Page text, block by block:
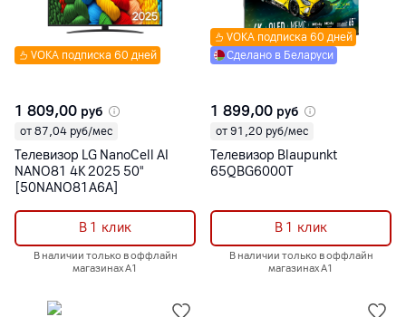
VOKA подписка 60 дней
1 809,00 руб
от 87,04 руб/мес
Телевизор LG NanoCell AI
NANO81 4K 2025 50"
[50NANO81A6A]
В 1 клик
В наличии только в оффлайн
магазинах А1
Сделано в Беларуси
VOKA подписка 60 дней
1 899,00 руб
от 91,20 руб/мес
Телевизор Blaupunkt
65QBG6000T
В 1 клик
В наличии только в оффлайн
магазинах А1